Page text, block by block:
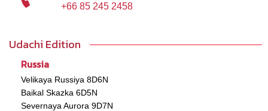
+66 85 245 2458
Udachi Edition
Russia
Velikaya Russiya 8D6N
Baikal Skazka 6D5N
Severnaya Aurora 9D7N